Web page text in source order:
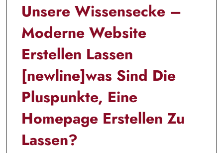
Unsere Wissensecke –
Moderne Website
Erstellen Lassen
[newline]was Sind Die
Pluspunkte, Eine
Homepage Erstellen Zu
Lassen?